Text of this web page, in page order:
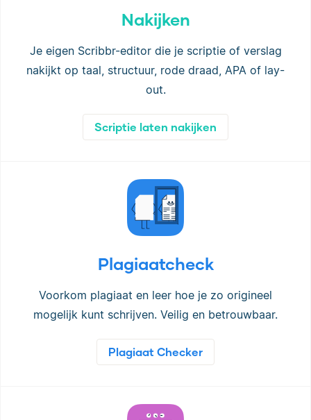
Nakijken
Je eigen Scribbr-editor die je scriptie of verslag
nakijkt op taal, structuur, rode draad, APA of lay-
out.
Scriptie laten nakijken
Plagiaatcheck
Voorkom plagiaat en leer hoe je zo origineel
mogelijk kunt schrijven. Veilig en betrouwbaar.
Plagiaat Checker